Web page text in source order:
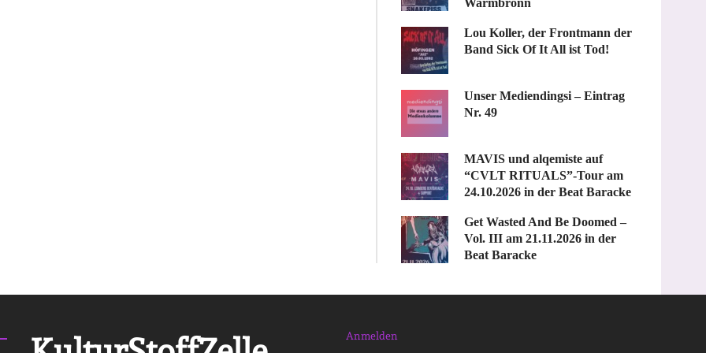
Warmbronn
Lou Koller, der Frontmann der
Band Sick Of It All ist Tod!
Unser Mediendingsi – Eintrag
Nr. 49
MAVIS und alqemiste auf
“CVLT RITUALS”-Tour am
24.10.2026 in der Beat Baracke
Get Wasted And Be Doomed –
Vol. III am 21.11.2026 in der
Beat Baracke
Anmelden